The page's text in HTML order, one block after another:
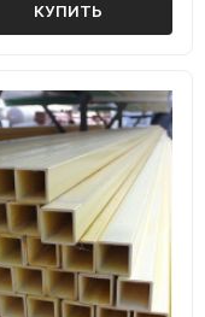
КУПИТЬ